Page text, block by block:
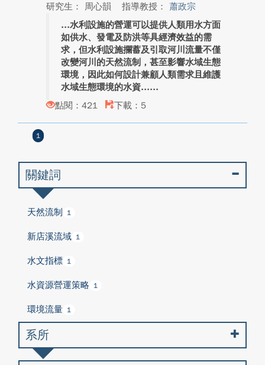
研究生： 周心韻
指導教授： 蕭政宗
水利設施的營運可以提供人類用水方面
如供水、發電及防洪等具經濟效益的需
求，但水利設施攔蓄及引取河川流量不僅
改變河川的天然流制，甚至影響水域生態
環境，因此如何設計兼顧人類需求且維護
水域生態環境的水資...
點閱：421
下載：5
1
關鍵詞
天然流制 1
新店溪流域 1
水文指標 1
水資源營運策略 1
環境流量 1
系所